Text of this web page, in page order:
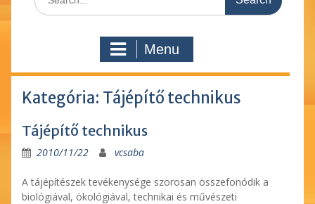
for:
Menu
Kategória: Tájépítő technikus
Tájépítő technikus
2010/11/22 vcsaba
A tájépítészek tevékenysége szorosan összefonódik a
biológiával, ökológiával, technikai és művészeti